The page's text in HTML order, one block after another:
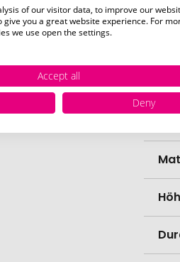
of our visitor data, to improve our
you a great website experience. For
we use open the settings.
Accept all
Deny